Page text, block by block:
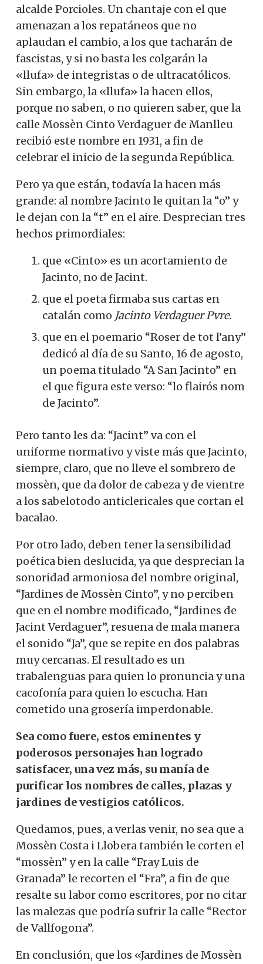
alcalde Porcioles. Un chantaje con el que
amenazan a los repatáneos que no
aplaudan el cambio, a los que tacharán de
fascistas, y si no basta les colgarán la
«llufa» de integristas o de ultracatólicos.
Sin embargo, la «llufa» la hacen ellos,
porque no saben, o no quieren saber, que la
calle Mossèn Cinto Verdaguer de Manlleu
recibió este nombre en 1931, a fin de
celebrar el inicio de la segunda República.
Pero ya que están, todavía la hacen más
grande: al nombre Jacinto le quitan la “o” y
le dejan con la “t” en el aire. Desprecian tres
hechos primordiales:
que «Cinto» es un acortamiento de
Jacinto, no de Jacint.
que el poeta firmaba sus cartas en
catalán como Jacinto Verdaguer Pvre.
que en el poemario “Roser de tot l’any”
dedicó al día de su Santo, 16 de agosto,
un poema titulado “A San Jacinto” en
el que figura este verso: “lo flairós nom
de Jacinto”.
Pero tanto les da: “Jacint” va con el
uniforme normativo y viste más que Jacinto,
siempre, claro, que no lleve el sombrero de
mossèn, que da dolor de cabeza y de vientre
a los sabelotodo anticlericales que cortan el
bacalao.
Por otro lado, deben tener la sensibilidad
poética bien deslucida, ya que desprecian la
sonoridad armoniosa del nombre original,
“Jardines de Mossèn Cinto”, y no perciben
que en el nombre modificado, “Jardines de
Jacint Verdaguer”, resuena de mala manera
el sonido “Ja”, que se repite en dos palabras
muy cercanas. El resultado es un
trabalenguas para quien lo pronuncia y una
cacofonía para quien lo escucha. Han
cometido una grosería imperdonable.
Sea como fuere, estos eminentes y
poderosos personajes han logrado
satisfacer, una vez más, su manía de
purificar los nombres de calles, plazas y
jardines de vestigios católicos.
Quedamos, pues, a verlas venir, no sea que a
Mossèn Costa i Llobera también le corten el
“mossèn” y en la calle “Fray Luis de
Granada” le recorten el “Fra”, a fin de que
resalte su labor como escritores, por no citar
las malezas que podría sufrir la calle “Rector
de Vallfogona”.
En conclusión, que los «Jardines de Mossèn